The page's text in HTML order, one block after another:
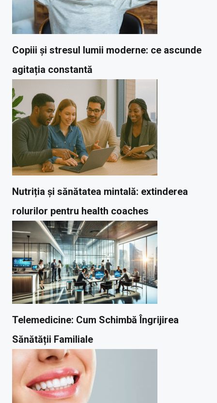
Copiii și stresul lumii moderne: ce ascunde
agitația constantă
Nutriția și sănătatea mintală: extinderea
rolurilor pentru health coaches
Telemedicine: Cum Schimbă Îngrijirea
Sănătății Familiale